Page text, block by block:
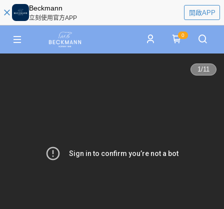
Beckmann
立刻使用官方APP
開啟APP
0
1/11